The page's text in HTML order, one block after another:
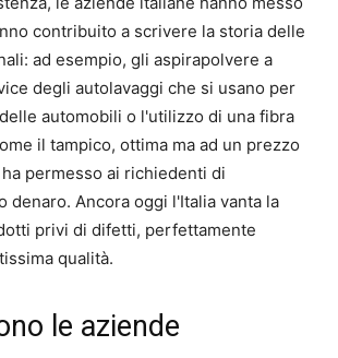
contribuito a scrivere la storia delle
ad esempio, gli aspirapolvere a
degli autolavaggi che si usano per
automobili o l'utilizzo di una fibra
il tampico, ottima ma ad un prezzo
permesso ai richiedenti di
denaro. Ancora oggi l'Italia vanta la
privi di difetti, perfettamente
qualità.
le aziende